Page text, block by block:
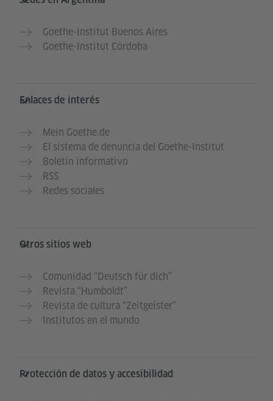
Goethe-Institut Buenos Aires
Goethe-Institut Córdoba
Enlaces de interés
Mein Goethe.de
El sistema de denuncia del Goethe-Institut
Boletín informativo
RSS
Redes sociales
Otros sitios web
Comunidad “Deutsch für dich”
Revista “Humboldt”
Revista de cultura “Zeitgeister”
Institutos en el mundo
Protección de datos y accesibilidad